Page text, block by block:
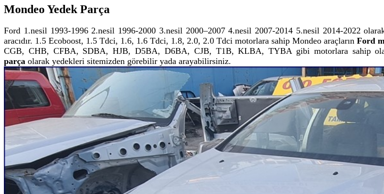
Mondeo Yedek Parça
Ford 1.nesil 1993-1996 2.nesil 1996-2000 3.nesil 2000–2007 4.nesil 2007-2014 5.nesil 2014-2022
aracıdır. 1.5 Ecoboost, 1.5 Tdci, 1.6, 1.6 Tdci, 1.8, 2.0, 2.0 Tdci motorlara sahip Mondeo araçların Ford
CGB, CHB, CFBA, SDBA, HJB, D5BA, D6BA, CJB, T1B, KLBA, TYBA gibi motorlara sahip olan
parça olarak yedekleri sitemizden görebilir yada arayabilirsiniz.